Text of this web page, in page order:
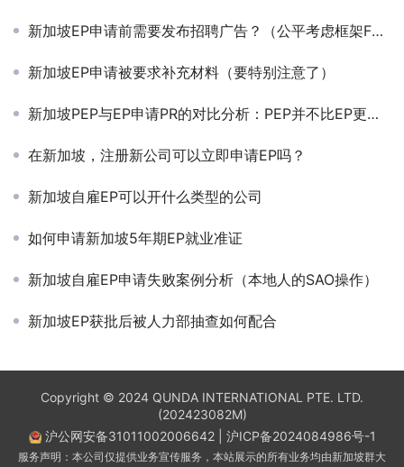
新加坡EP申请前需要发布招聘广告？（公平考虑框架FCF）
新加坡EP申请被要求补充材料（要特别注意了）
新加坡PEP与EP申请PR的对比分析：PEP并不比EP更有优势
在新加坡，注册新公司可以立即申请EP吗？
新加坡自雇EP可以开什么类型的公司
如何申请新加坡5年期EP就业准证
新加坡自雇EP申请失败案例分析（本地人的SAO操作）
新加坡EP获批后被人力部抽查如何配合
Copyright © 2024 QUNDA INTERNATIONAL PTE. LTD.
(202423082M)
沪公网安备31011002006642| 沪ICP备2024084986号-1
服务声明：本公司仅提供业务宣传服务，本站展示的所有业务均由新加坡群大